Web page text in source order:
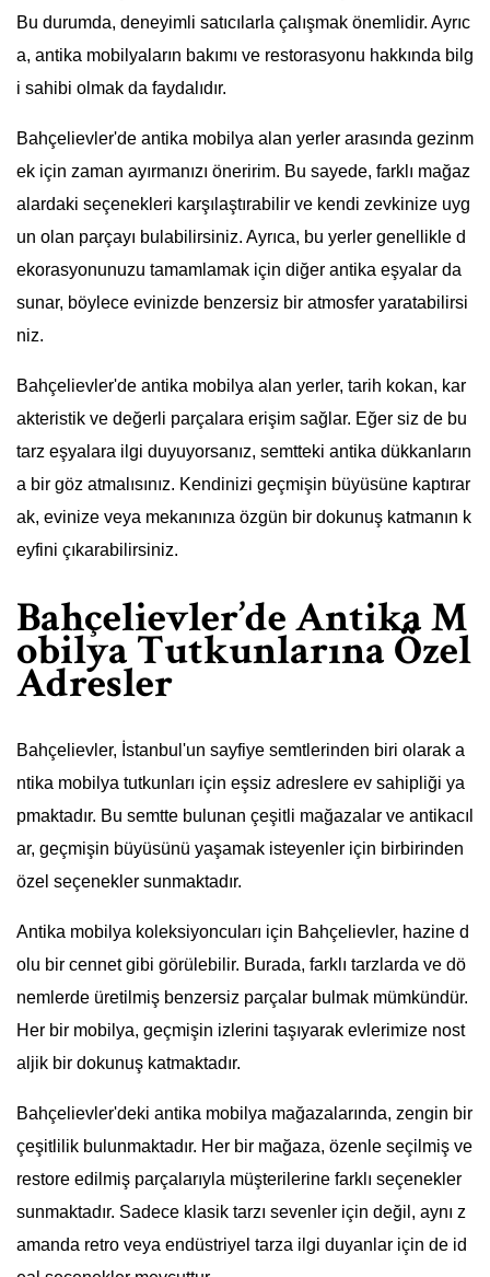
Bu durumda, deneyimli satıcılarla çalışmak önemlidir. Ayrıc
a, antika mobilyaların bakımı ve restorasyonu hakkında bilg
i sahibi olmak da faydalıdır.
Bahçelievler'de antika mobilya alan yerler arasında gezinm
ek için zaman ayırmanızı öneririm. Bu sayede, farklı mağaz
alardaki seçenekleri karşılaştırabilir ve kendi zevkinize uyg
un olan parçayı bulabilirsiniz. Ayrıca, bu yerler genellikle d
ekorasyonunuzu tamamlamak için diğer antika eşyalar da
sunar, böylece evinizde benzersiz bir atmosfer yaratabilirsi
niz.
Bahçelievler'de antika mobilya alan yerler, tarih kokan, kar
akteristik ve değerli parçalara erişim sağlar. Eğer siz de bu
tarz eşyalara ilgi duyuyorsanız, semtteki antika dükkanların
a bir göz atmalısınız. Kendinizi geçmişin büyüsüne kaptırar
ak, evinize veya mekanınıza özgün bir dokunuş katmanın k
eyfini çıkarabilirsiniz.
Bahçelievler’de Antika M
obilya Tutkunlarına Özel
Adresler
Bahçelievler, İstanbul'un sayfiye semtlerinden biri olarak a
ntika mobilya tutkunları için eşsiz adreslere ev sahipliği ya
pmaktadır. Bu semtte bulunan çeşitli mağazalar ve antikacıl
ar, geçmişin büyüsünü yaşamak isteyenler için birbirinden
özel seçenekler sunmaktadır.
Antika mobilya koleksiyoncuları için Bahçelievler, hazine d
olu bir cennet gibi görülebilir. Burada, farklı tarzlarda ve dö
nemlerde üretilmiş benzersiz parçalar bulmak mümkündür.
Her bir mobilya, geçmişin izlerini taşıyarak evlerimize nost
aljik bir dokunuş katmaktadır.
Bahçelievler'deki antika mobilya mağazalarında, zengin bir
çeşitlilik bulunmaktadır. Her bir mağaza, özenle seçilmiş ve
restore edilmiş parçalarıyla müşterilerine farklı seçenekler
sunmaktadır. Sadece klasik tarzı sevenler için değil, aynı z
amanda retro veya endüstriyel tarza ilgi duyanlar için de id